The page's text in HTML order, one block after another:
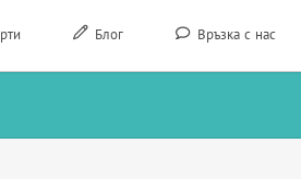
Блог Връзка с нас